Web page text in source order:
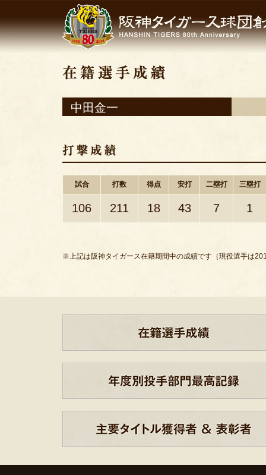
中田金一
試合 打数 得点 安打 二塁打 三塁打
106 211 18 43 7 1
※上記は阪神タイガース在籍期間中の成績です（現役選手は